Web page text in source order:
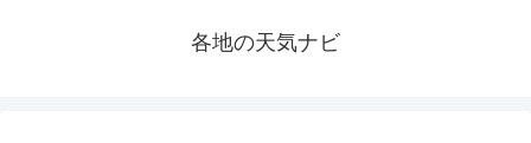
各地の天気ナビ